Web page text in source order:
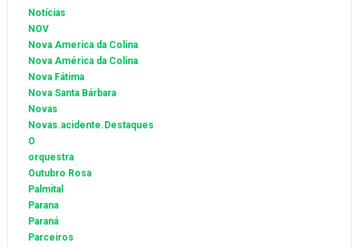
Notícias
NOV
Nova America da Colina
Nova América da Colina
Nova Fátima
Nova Santa Bárbara
Novas
Novas.acidente.Destaques
O
orquestra
Outubro Rosa
Palmital
Parana
Paraná
Parceiros